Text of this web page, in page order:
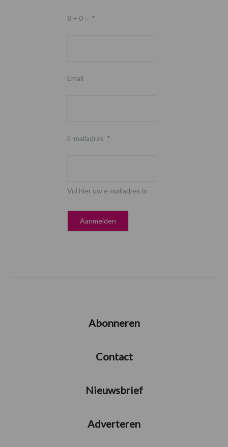
8 + 0 = *
Email
E-mailadres *
Vul hier uw e-mailadres in
Abonneren
Contact
Nieuwsbrief
Adverteren